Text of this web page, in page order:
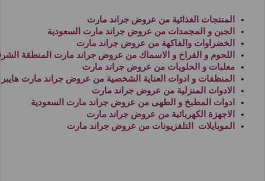
المنتجات الغذائية من عروض جراند مارت
الجبن و المجمدات من عروض جراند مارت السعودية
الخضراوات والفاكهة من عروض جراند مارت
اللحوم و الفراخ و الاسماك من عروض جراند مارت المنطقة
معلبات و الحلويات من عروض جراند مارت
المنظفات و ادوات العناية الشخصية من عروض جراند مارت
الادوات المنزلية من عروض جراند مارت
ادوات المطبخ و الطهى من عروض جراند مارت السعودية
الاجهزة الكهربائية من عروض جراند مارت
الموبايلات التلفزيونات من عروض جراند مارت